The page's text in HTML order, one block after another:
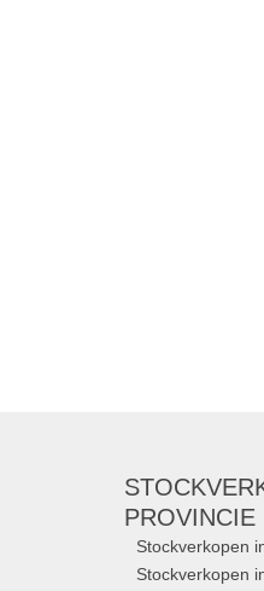
PROVINCIE
Stockverkopen
Stockverkopen